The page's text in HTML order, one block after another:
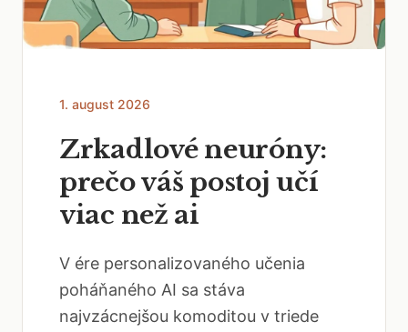
1. august 2026
Zrkadlové neuróny:
prečo váš postoj učí
viac než ai
V ére personalizovaného učenia
poháňaného AI sa stáva
najvzácnejšou komoditou v triede